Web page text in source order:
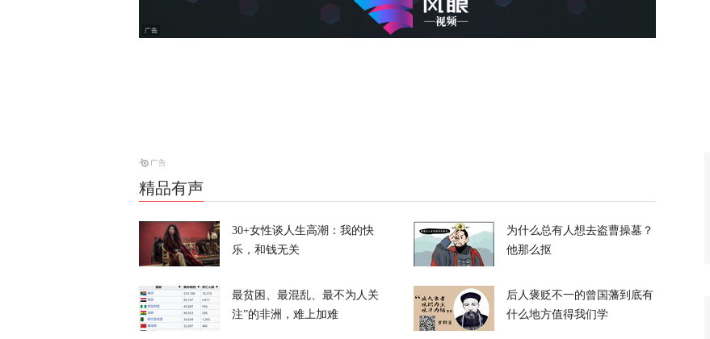
涉霍尔木兹海峡，伊朗与阿曼被曝达成临时协议框架
伊朗议会议长喊话：别再作秀了！
天下事
28枚导弹零拦截！基辅防空失灵，西方靠不住了
精品有声
30+女性谈人生高潮：我的快
乐，和钱无关
为什么总有人想去盗曹操墓？
他那么抠
最贫困、最混乱、最不为人关
注”的非洲，难上加难
后人褒贬不一的曾国藩到底有
什么地方值得我们学